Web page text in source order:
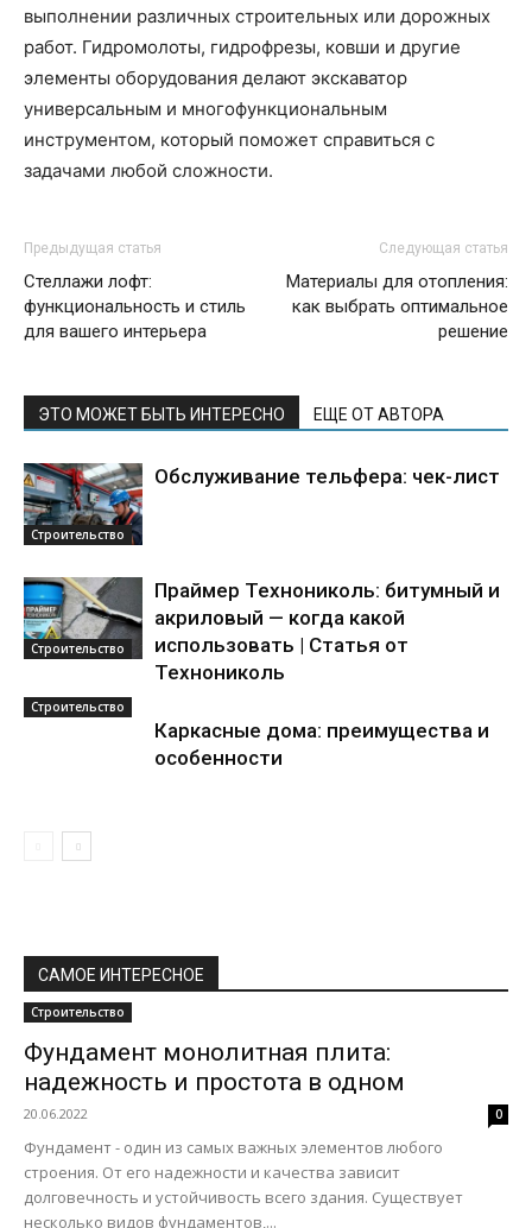
выполнении различных строительных или дорожных
работ. Гидромолоты, гидрофрезы, ковши и другие
элементы оборудования делают экскаватор
универсальным и многофункциональным
инструментом, который поможет справиться с
задачами любой сложности.
Предыдущая статья
Стеллажи лофт:
функциональность и стиль
для вашего интерьера
Следующая статья
Материалы для отопления:
как выбрать оптимальное
решение
ЭТО МОЖЕТ БЫТЬ ИНТЕРЕСНО ЕЩЕ ОТ АВТОРА
Строительство
Обслуживание тельфера: чек-лист
Строительство
Праймер Технониколь: битумный и
акриловый — когда какой
использовать | Статья от
Технониколь
Строительство
Каркасные дома: преимущества и
особенности
САМОЕ ИНТЕРЕСНОЕ
Строительство
Фундамент монолитная плита:
надежность и простота в одном
20.06.2022 0
Фундамент - один из самых важных элементов любого
строения. От его надежности и качества зависит
долговечность и устойчивость всего здания. Существует
несколько видов фундаментов,...